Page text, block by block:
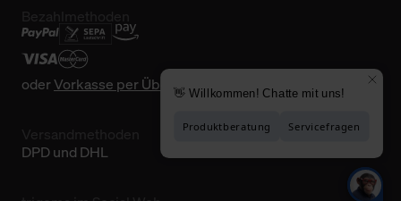
oderVorkasse per Überweisung
DPD und DHL